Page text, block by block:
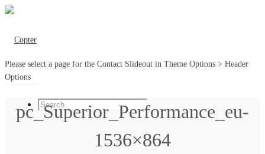
Please select a page for the Contact Slideout in Theme Options > Header
Options
pc_Superior_Performance_eu-
1536×864